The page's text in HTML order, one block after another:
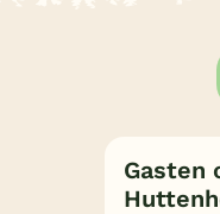
Onze Gasten